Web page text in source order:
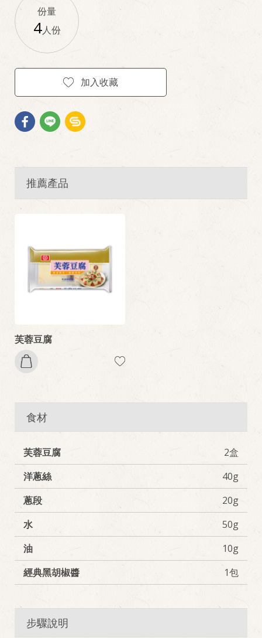
份量
4人份
加入收藏
推薦產品
芙蓉豆腐
食材
芙蓉豆腐
2盒
洋蔥絲
40g
蔥段
20g
水
50g
油
10g
經典黑胡椒醬
1包
步驟說明